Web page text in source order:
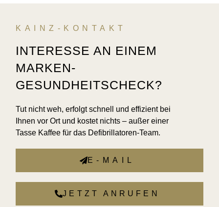
KAINZ-KONTAKT
INTERESSE AN EINEM
MARKEN-
GESUNDHEITSCHECK?
Tut nicht weh, erfolgt schnell und effizient bei
Ihnen vor Ort und kostet nichts – außer einer
Tasse Kaffee für das Defibrillatoren-Team.
E-MAIL
JETZT ANRUFEN